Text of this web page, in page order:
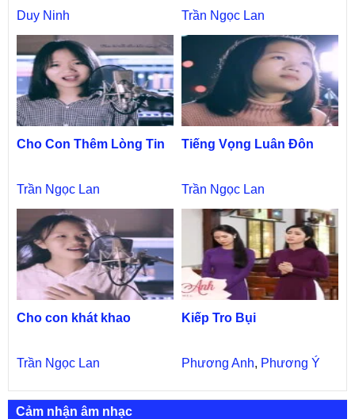
Duy Ninh Trần Ngọc Lan
Cho Con Thêm Lòng Tin
Trần Ngọc Lan
Tiếng Vọng Luân Đôn
Trần Ngọc Lan
Cho con khát khao
Trần Ngọc Lan
Kiếp Tro Bụi
Phương Anh, Phương Ý
Cảm nhận âm nhạc